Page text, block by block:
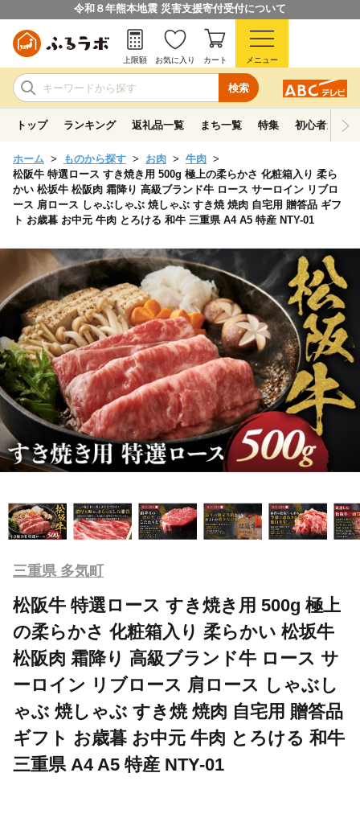
令和８年熊本地震 災害支援寄付受付について
検索
上限額 お気に入り カート メニュー
トップ ランキング 返礼品一覧 まち一覧 特集 初心者ガイド
ホーム ものから探す お肉
牛肉
松阪牛 特選ロース すき焼き用 500g 極上の柔らかさ 化粧箱入り 柔ら
かい 松坂牛 松阪肉 霜降り 高級ブランド牛 ロース サーロイン リブロ
ース 肩ロース しゃぶしゃぶ 焼しゃぶ すき焼 焼肉 自宅用 贈答品 ギフ
ト お歳暮 お中元 牛肉 とろける 和牛 三重県 A4 A5 特産 NTY-01
三重県 多気町
松阪牛 特選ロース すき焼き用 500g 極上
の柔らかさ 化粧箱入り 柔らかい 松坂牛
松阪肉 霜降り 高級ブランド牛 ロース サ
ーロイン リブロース 肩ロース しゃぶし
ゃぶ 焼しゃぶ すき焼 焼肉 自宅用 贈答品
ギフト お歳暮 お中元 牛肉 とろける 和牛
三重県 A4 A5 特産 NTY-01